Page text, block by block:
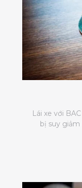
Lái xe với
bị suy giảm